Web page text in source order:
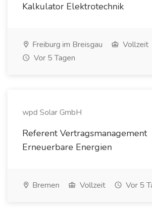
Kalkulator Elektrotechnik
Freiburg im Breisgau
Vollzeit
Vor 5 Tagen
wpd Solar GmbH
Referent Vertragsmanagement
Erneuerbare Energien
Bremen Vollzeit Vor 5